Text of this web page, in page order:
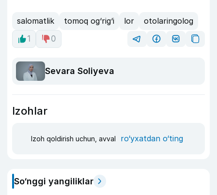
salomatlik tomoq og‘rig‘i lor
otolaringolog
1
0
Sevara Soliyeva
Izohlar
Izoh qoldirish uchun, avval ro‘yxatdan o‘ting
So‘nggi yangiliklar